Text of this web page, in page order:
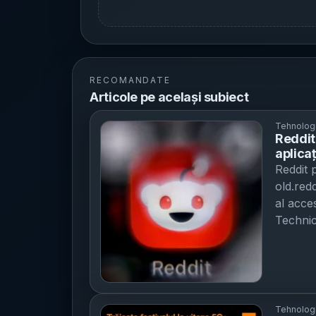
RECOMANDATE
Articole pe același subiect
clar
Reddit
al